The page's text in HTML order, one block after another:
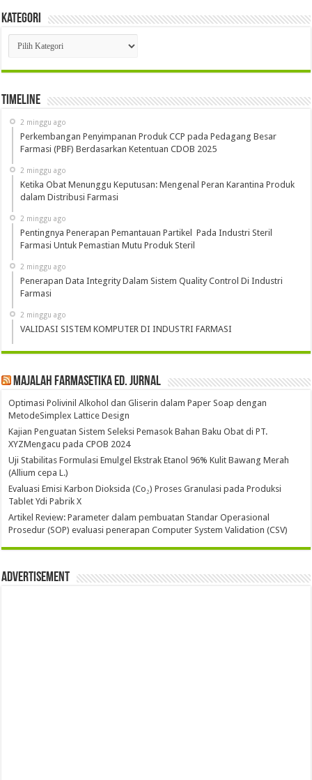
Kategori
Kategori
Timeline
2 minggu ago
Perkembangan Penyimpanan Produk CCP pada Pedagang Besar
Farmasi (PBF) Berdasarkan Ketentuan CDOB 2025
2 minggu ago
Ketika Obat Menunggu Keputusan: Mengenal Peran Karantina Produk
dalam Distribusi Farmasi
2 minggu ago
Pentingnya Penerapan Pemantauan Partikel Pada Industri Steril
Farmasi Untuk Pemastian Mutu Produk Steril
2 minggu ago
Penerapan Data Integrity Dalam Sistem Quality Control Di Industri
Farmasi
2 minggu ago
VALIDASI SISTEM KOMPUTER DI INDUSTRI FARMASI
Majalah Farmasetika Ed. Jurnal
Optimasi Polivinil Alkohol dan Gliserin dalam Paper Soap dengan
MetodeSimplex Lattice Design
Kajian Penguatan Sistem Seleksi Pemasok Bahan Baku Obat di PT.
XYZMengacu pada CPOB 2024
Uji Stabilitas Formulasi Emulgel Ekstrak Etanol 96% Kulit Bawang Merah
(Allium cepa L.)
Evaluasi Emisi Karbon Dioksida (Co₂) Proses Granulasi pada Produksi
Tablet Ydi Pabrik X
Artikel Review: Parameter dalam pembuatan Standar Operasional
Prosedur (SOP) evaluasi penerapan Computer System Validation (CSV)
Advertisement